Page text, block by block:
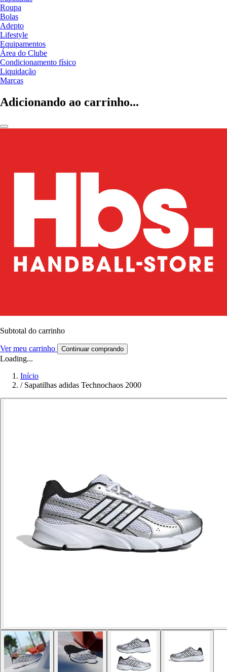
Roupa
Bolas
Adepto
Lifestyle
Equipamentos
Área do Clube
Condicionamento físico
Liquidação
Marcas
Adicionando ao carrinho...
Subtotal do carrinho
Ver meu carrinho Continuar comprando
Loading...
Início
/ Sapatilhas adidas Technochaos 2000